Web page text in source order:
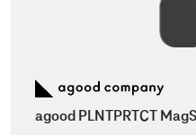
agood PLNTPRTCT